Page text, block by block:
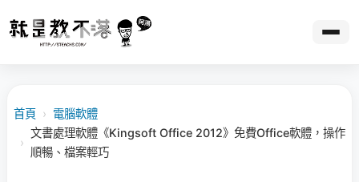
首頁 › 電腦軟體
›
文書處理軟體《Kingsoft Office 2012》免費Office軟體，操作
順暢、檔案輕巧